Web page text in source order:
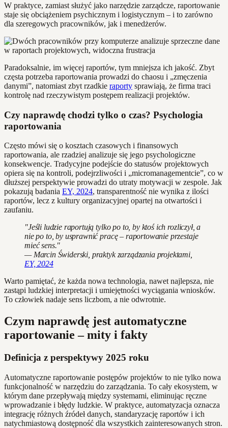
W praktyce, zamiast służyć jako narzędzie zarządcze, raportowanie
staje się obciążeniem psychicznym i logistycznym – i to zarówno
dla szeregowych pracowników, jak i menedżerów.
Paradoksalnie, im więcej raportów, tym mniejsza ich jakość. Zbyt
częsta potrzeba raportowania prowadzi do chaosu i „zmęczenia
danymi”, natomiast zbyt rzadkie raporty sprawiają, że firma traci
kontrolę nad rzeczywistym postępem realizacji projektów.
Czy naprawdę chodzi tylko o czas? Psychologia
raportowania
Często mówi się o kosztach czasowych i finansowych
raportowania, ale rzadziej analizuje się jego psychologiczne
konsekwencje. Tradycyjne podejście do statusów projektowych
opiera się na kontroli, podejrzliwości i „micromanagementcie”, co w
dłuższej perspektywie prowadzi do utraty motywacji w zespole. Jak
pokazują badania EY, 2024, transparentność nie wynika z ilości
raportów, lecz z kultury organizacyjnej opartej na otwartości i
zaufaniu.
"Jeśli ludzie raportują tylko po to, by ktoś ich rozliczył, a
nie po to, by usprawnić pracę – raportowanie przestaje
mieć sens."
— Marcin Świderski, praktyk zarządzania projektami,
EY, 2024
Warto pamiętać, że każda nowa technologia, nawet najlepsza, nie
zastąpi ludzkiej interpretacji i umiejętności wyciągania wniosków.
To człowiek nadaje sens liczbom, a nie odwrotnie.
Czym naprawdę jest automatyczne
raportowanie – mity i fakty
Definicja z perspektywy 2025 roku
Automatyczne raportowanie postępów projektów to nie tylko nowa
funkcjonalność w narzędziu do zarządzania. To cały ekosystem, w
którym dane przepływają między systemami, eliminując ręczne
wprowadzanie i błędy ludzkie. W praktyce, automatyzacja oznacza
integrację różnych źródeł danych, standaryzację raportów i ich
natychmiastową dostępność dla wszystkich zainteresowanych stron.